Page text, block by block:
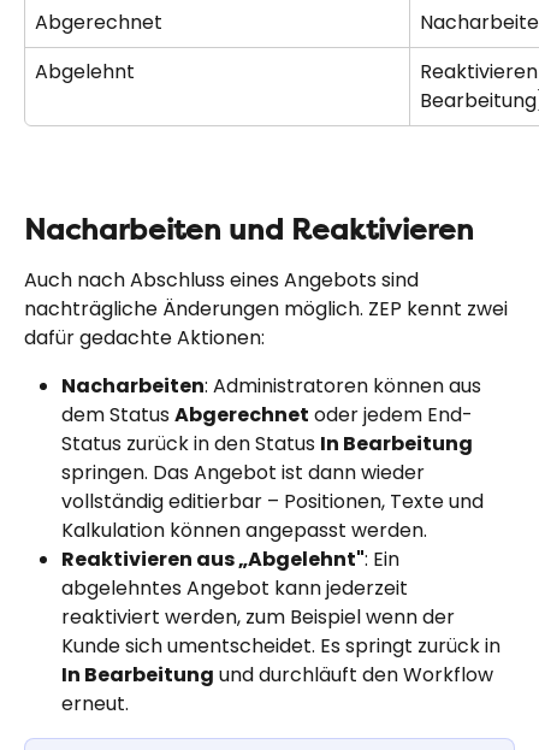
Abgerechnet
Abgelehnt
Nacharbeiten und Reaktivieren
Auch nach Abschluss eines Angebots sind
nachträgliche Änderungen möglich. ZEP kennt zwei
dafür gedachte Aktionen:
Nacharbeiten: Administratoren können aus
dem Status Abgerechnet oder jedem End-
Status zurück in den Status In Bearbeitung
springen. Das Angebot ist dann wieder
vollständig editierbar – Positionen, Texte und
Kalkulation können angepasst werden.
Reaktivieren aus „Abgelehnt": Ein
abgelehntes Angebot kann jederzeit
reaktiviert werden, zum Beispiel wenn der
Kunde sich umentscheidet. Es springt zurück in
In Bearbeitung und durchläuft den Workflow
erneut.